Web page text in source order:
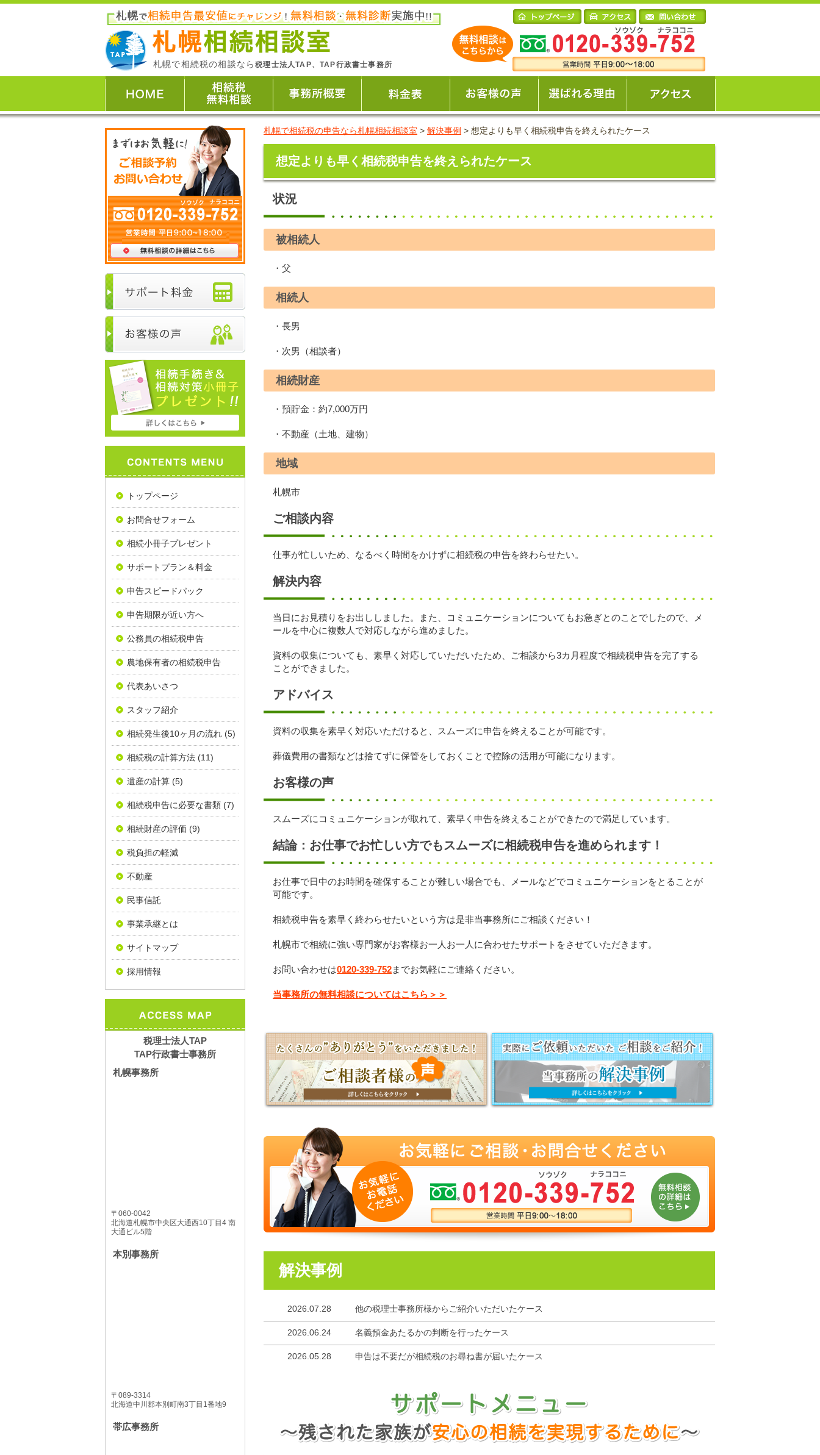
札幌で相続税の相談なら税理士法人TAP、TAP行政書士事務所
札幌で相続税の申告なら札幌相続相談室 > 解決事例 > 想定よりも早く相続税申告を終えられたケース
想定よりも早く相続税申告を終えられたケース
状況
被相続人
・父
相続人
・長男
・次男（相談者）
相続財産
・預貯金：約7,000万円
・不動産（土地、建物）
地域
札幌市
ご相談内容
仕事が忙しいため、なるべく時間をかけずに相続税の申告を終わらせたい。
解決内容
当日にお見積りをお出ししました。また、コミュニケーションについてもお急ぎとのことでしたので、メ
ールを中心に複数人で対応しながら進めました。
資料の収集についても、素早く対応していただいたため、ご相談から3カ月程度で相続税申告を完了する
ことができました。
アドバイス
資料の収集を素早く対応いただけると、スムーズに申告を終えることが可能です。
葬儀費用の書類などは捨てずに保管をしておくことで控除の活用が可能になります。
お客様の声
スムーズにコミュニケーションが取れて、素早く申告を終えることができたので満足しています。
結論：お仕事でお忙しい方でもスムーズに相続税申告を進められます！
お仕事で日中のお時間を確保することが難しい場合でも、メールなどでコミュニケーションをとることが
可能です。
相続税申告を素早く終わらせたいという方は是非当事務所にご相談ください！
札幌市で相続に強い専門家がお客様お一人お一人に合わせたサポートをさせていただきます。
お問い合わせは0120-339-752までお気軽にご連絡ください。
当事務所の無料相談についてはこちら＞＞
解決事例
2026.07.28 他の税理士事務所様からご紹介いただいたケース
2026.06.24 名義預金あたるかの判断を行ったケース
2026.05.28 申告は不要だが相続税のお尋ね書が届いたケース
トップページ
お問合せフォーム
相続小冊子プレゼント
サポートプラン＆料金
申告スピードパック
申告期限が近い方へ
公務員の相続税申告
農地保有者の相続税申告
代表あいさつ
スタッフ紹介
相続発生後10ヶ月の流れ (5)
相続税の計算方法 (11)
遺産の計算 (5)
相続税申告に必要な書類 (7)
相続財産の評価 (9)
税負担の軽減
不動産
民事信託
事業承継とは
サイトマップ
採用情報
税理士法人TAP
TAP行政書士事務所
札幌事務所
〒060-0042
北海道札幌市中央区大通西10丁目4 南
大通ビル5階
本別事務所
〒089-3314
北海道中川郡本別町南3丁目1番地9
帯広事務所